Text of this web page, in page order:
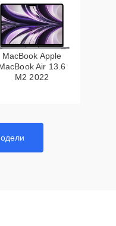
MacBook Apple
Air 13.6
M2 2022